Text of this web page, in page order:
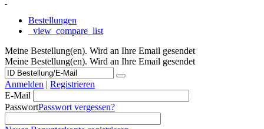
Bestellungen
_view_compare_list
Meine Bestellung(en). Wird an Ihre Email gesendet
Meine Bestellung(en). Wird an Ihre Email gesendet
Anmelden | Registrieren
E-Mail
PasswortPasswort vergessen?